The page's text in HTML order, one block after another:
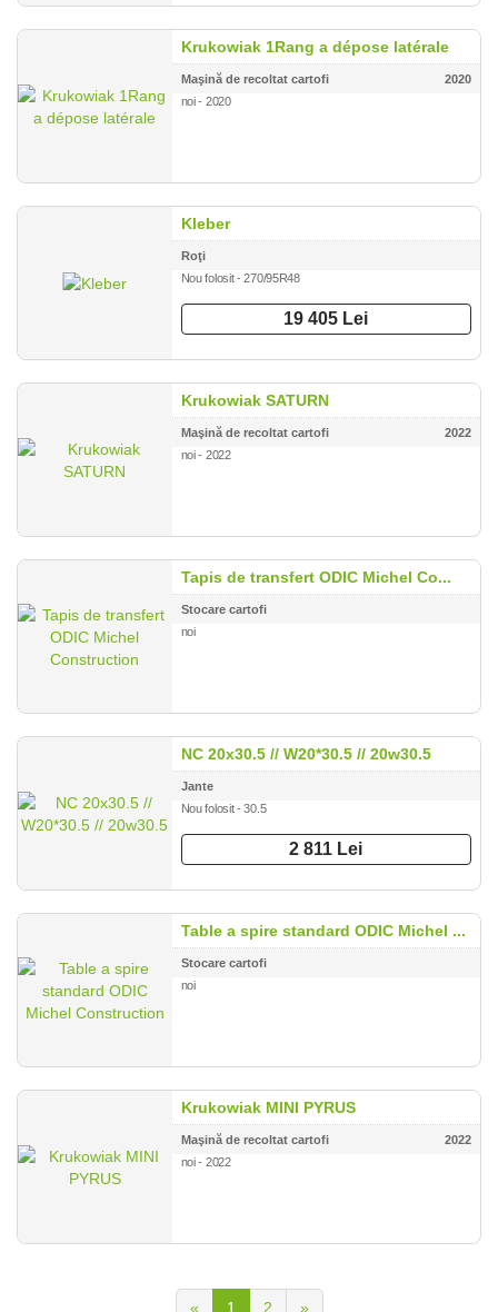
Krukowiak 1Rang a dépose latérale
Maşină de recoltat cartofi
2020
noi - 2020
Kleber
Roţi
Nou folosit - 270/95R48
19 405 Lei
Krukowiak SATURN
Maşină de recoltat cartofi
2022
noi - 2022
Tapis de transfert ODIC Michel Co...
Stocare cartofi
noi
NC 20x30.5 // W20*30.5 // 20w30.5
Jante
Nou folosit - 30.5
2 811 Lei
Table a spire standard ODIC Michel ...
Stocare cartofi
noi
Krukowiak MINI PYRUS
Maşină de recoltat cartofi
2022
noi - 2022
« 1 2 »